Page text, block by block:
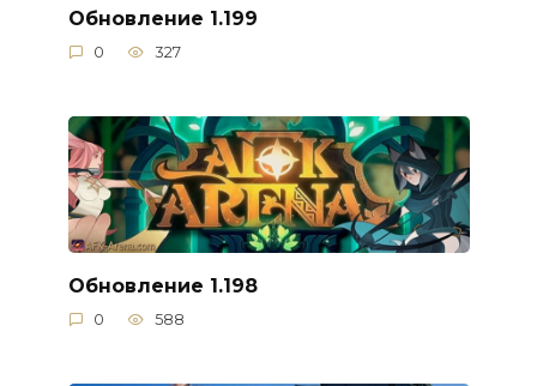
Обновление 1.199
0 327
Обновление 1.198
0 588